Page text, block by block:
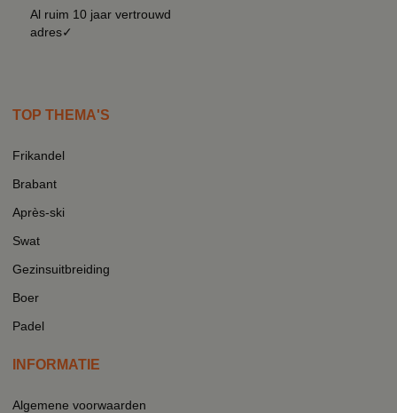
Al ruim 10 jaar vertrouwd
adres✓
TOP THEMA'S
Frikandel
Brabant
Après-ski
Swat
Gezinsuitbreiding
Boer
Padel
INFORMATIE
Algemene voorwaarden